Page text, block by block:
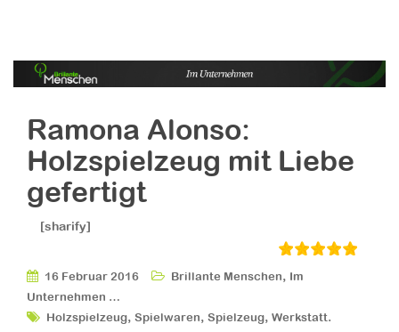
Ramona Alonso:
Holzspielzeug mit Liebe
gefertigt
[sharify]
16 Februar 2016 Brillante Menschen, Im
Unternehmen …
Holzspielzeug, Spielwaren, Spielzeug, Werkstatt.